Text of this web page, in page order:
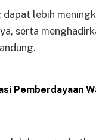
dapat lebih
serta
Pemberdayaan